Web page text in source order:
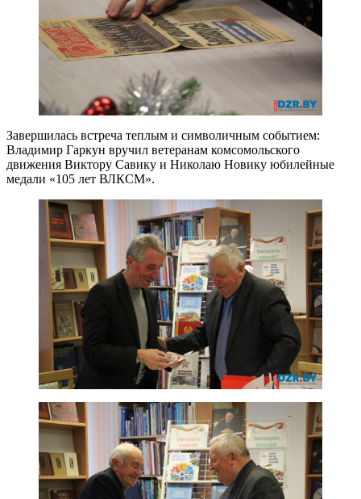
Завершилась встреча теплым и символичным событием:
Владимир Гаркун вручил ветеранам комсомольского
движения Виктору Савику и Николаю Новику юбилейные
медали «105 лет ВЛКСМ».